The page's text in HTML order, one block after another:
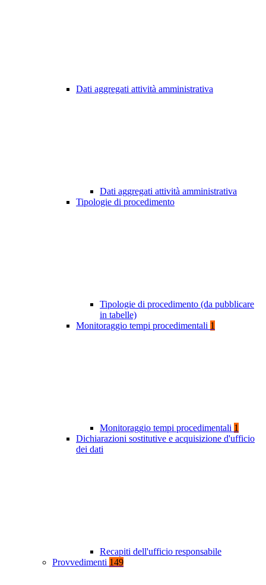
Dati aggregati attività amministrativa
Dati aggregati attività amministrativa
Tipologie di procedimento
Tipologie di procedimento (da pubblicare
in tabelle)
Monitoraggio tempi procedimentali 1
Monitoraggio tempi procedimentali 1
Dichiarazioni sostitutive e acquisizione d'ufficio
dei dati
Recapiti dell'ufficio responsabile
Provvedimenti 149